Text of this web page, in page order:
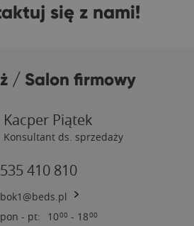
się z nami!
/ Salon firmowy
Kacper Piątek
Konsultant ds. sprzedaży
535 410 810
bok1@beds.pl
pon - pt:
1000 - 1800